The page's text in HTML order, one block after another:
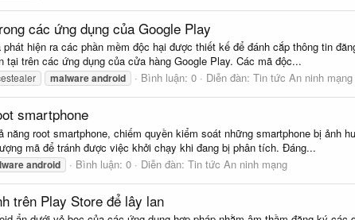
các ứng dụng của Google Play
hiện ra các phần mềm độc hại được thiết kế để đánh cắp thông tin
trên các ứng dụng của cửa hàng Google Play. Các mã độc...
malwareandroid Bình luận: 0 Diễn đàn: Tin tức An ninh mạng
smartphone
root smartphone, chiếm quyền kiểm soát những smartphone bị ảnh
mã để tránh được việc khởi chạy khi đang bị phân tích. Đáng...
android Bình luận: 0 Diễn đàn: Tin tức An ninh mạng
trên Play Store để lây lan